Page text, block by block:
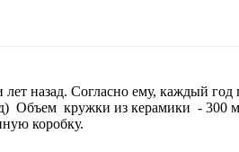
назад. Согласно ему, каждый
Объем кружки из керамики - 300
коробку.